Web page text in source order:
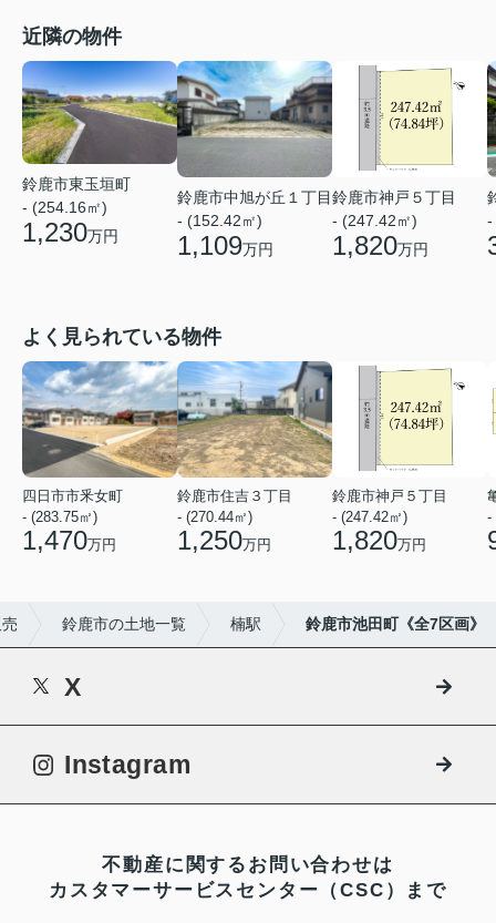
近隣の物件
鈴鹿市東玉垣町
- (254.16㎡)
1,230万円
鈴鹿市中旭が丘１丁目
- (152.42㎡)
1,109万円
鈴鹿市神戸５丁目
- (247.42㎡)
1,820万円
-
よく見られている物件
四日市市釆女町
- (283.75㎡)
1,470万円
鈴鹿市住吉３丁目
- (270.44㎡)
1,250万円
鈴鹿市神戸５丁目
- (247.42㎡)
1,820万円
-
鈴鹿市の土地一覧 楠駅 鈴鹿市池田町《全7区画》
X
Instagram
不動産に関するお問い合わせは
カスタマーサービスセンター（CSC）まで